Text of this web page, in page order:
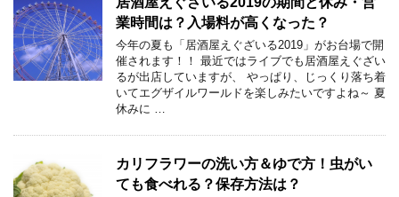
業時間は？入場料が高くなった？
今年の夏も「居酒屋えぐざいる2019」がお台場で開
催されます！！ 最近ではライブでも居酒屋えぐざい
るが出店していますが、 やっぱり、じっくり落ち着
いてエグザイルワールドを楽しみたいですよね～ 夏
休みに …
カリフラワーの洗い方＆ゆで方！虫がい
ても食べれる？保存方法は？